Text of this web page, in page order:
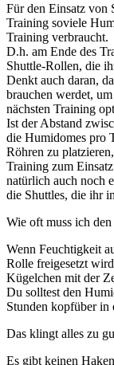
Für den Einsatz von
Training soviele
Training verbraucht.
D.h. am Ende des
Shuttle-Rollen, die
Denkt auch daran,
brauchen werdet,
nächsten Training
Ist der Abstand
die Humidomes pro
Röhren zu
Training zum
natürlich auch noch
die Shuttles, die ihr
Wie oft muss ich
Wenn Feuchtigkeit
Rolle freigesetzt
Kügelchen mit der
Du solltest den
Stunden kopfüber in
Das klingt alles zu
Es gibt keinen